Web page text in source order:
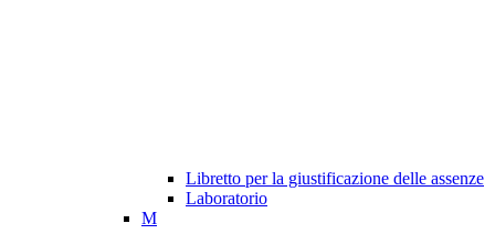
Libretto per la giustificazione delle assenze
Laboratorio
M